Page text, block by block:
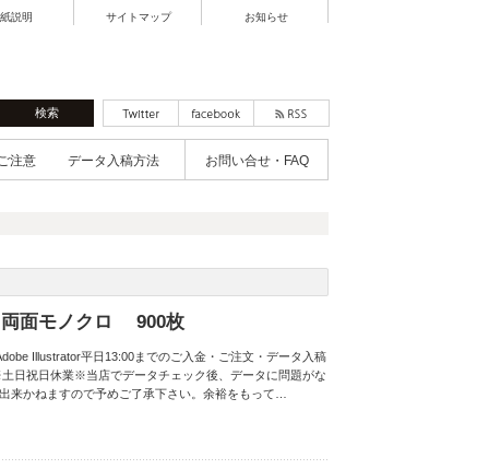
説明 サイトマップ お知らせ
注意 データ入稿方法 お問い合せ・FAQ
両面モノクロ 900枚
Illustrator平日13:00までのご入金・ご注文・データ入稿
日祝日休業※当店でデータチェック後、データに問題がな
来かねますので予めご了承下さい。余裕をもって…